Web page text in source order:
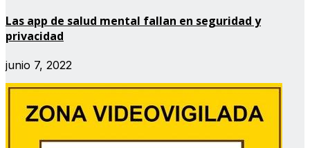
Las app de salud mental fallan en seguridad y
privacidad
junio 7, 2022